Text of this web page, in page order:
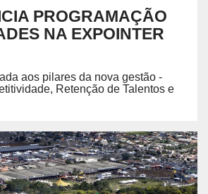
PROGRAMAÇÃO
NA EXPOINTER
aos pilares da nova gestão -
Retenção de Talentos e